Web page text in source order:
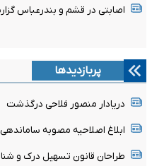
اصابتی در قشم و بندرعباس گزارش
پربازدیدها
دریادار منصور فلاحی درگذشت
ابلاغ اصلاحیه مصوبه
طراحان قانون تسهیل درک و